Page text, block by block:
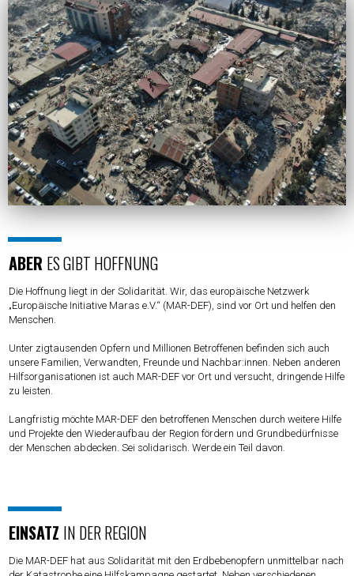
ABER ES GIBT HOFFNUNG
Die Hoffnung liegt in der Solidarität. Wir, das europäische Netzwerk
„Europäische Initiative Maras e.V.“ (MAR-DEF), sind vor Ort und helfen den
Menschen.
Unter zigtausenden Opfern und Millionen Betroffenen befinden sich auch
unsere Familien, Verwandten, Freunde und Nachbar:innen. Neben anderen
Hilfsorganisationen ist auch MAR-DEF vor Ort und versucht, dringende Hilfe
zu leisten.
Langfristig möchte MAR-DEF den betroffenen Menschen durch weitere Hilfe
und Projekte den Wiederaufbau der Region fördern und Grundbedürfnisse
der Menschen abdecken. Sei solidarisch. Werde ein Teil davon.
EINSATZ IN DER REGION
Die MAR-DEF hat aus Solidarität mit den Erdbebenopfern unmittelbar nach